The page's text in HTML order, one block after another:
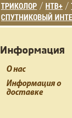
ТРИКОЛОР / НТВ+ /
СПУТНИКОВЫЙ
Информация
О нас
Информация о
доставке